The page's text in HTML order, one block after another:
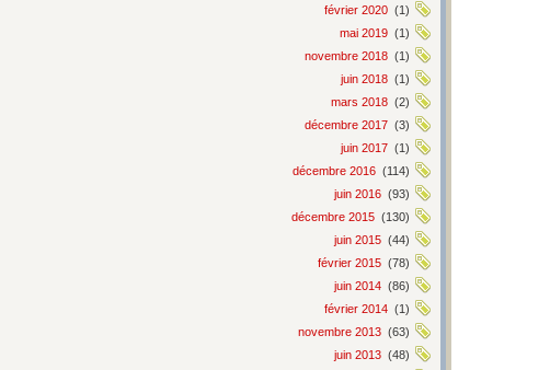
février 2020 (1)
mai 2019 (1)
novembre 2018 (1)
juin 2018 (1)
mars 2018 (2)
décembre 2017 (3)
juin 2017 (1)
décembre 2016 (114)
juin 2016 (93)
décembre 2015 (130)
juin 2015 (44)
février 2015 (78)
juin 2014 (86)
février 2014 (1)
novembre 2013 (63)
juin 2013 (48)